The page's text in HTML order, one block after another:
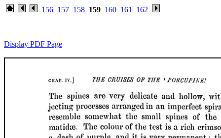
156 157 158 159 160 161 162
Display PDF Page